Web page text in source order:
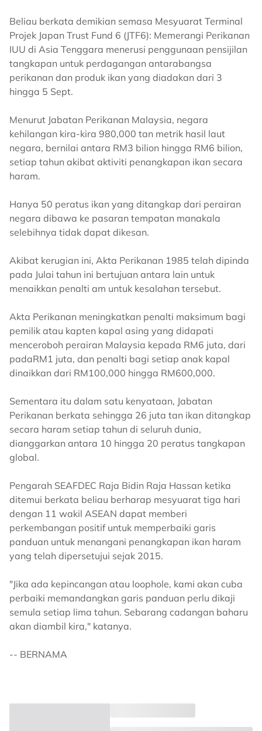
Beliau berkata demikian semasa Mesyuarat Terminal
Projek Japan Trust Fund 6 (JTF6): Memerangi Perikanan
IUU di Asia Tenggara menerusi penggunaan pensijilan
tangkapan untuk perdagangan antarabangsa
perikanan dan produk ikan yang diadakan dari 3
hingga 5 Sept.
Menurut Jabatan Perikanan Malaysia, negara
kehilangan kira-kira 980,000 tan metrik hasil laut
negara, bernilai antara RM3 bilion hingga RM6 bilion,
setiap tahun akibat aktiviti penangkapan ikan secara
haram.
Hanya 50 peratus ikan yang ditangkap dari perairan
negara dibawa ke pasaran tempatan manakala
selebihnya tidak dapat dikesan.
Akibat kerugian ini, Akta Perikanan 1985 telah dipinda
pada Julai tahun ini bertujuan antara lain untuk
menaikkan penalti am untuk kesalahan tersebut.
Akta Perikanan meningkatkan penalti maksimum bagi
pemilik atau kapten kapal asing yang didapati
menceroboh perairan Malaysia kepada RM6 juta, dari
padaRM1 juta, dan penalti bagi setiap anak kapal
dinaikkan dari RM100,000 hingga RM600,000.
Sementara itu dalam satu kenyataan, Jabatan
Perikanan berkata sehingga 26 juta tan ikan ditangkap
secara haram setiap tahun di seluruh dunia,
dianggarkan antara 10 hingga 20 peratus tangkapan
global.
Pengarah SEAFDEC Raja Bidin Raja Hassan ketika
ditemui berkata beliau berharap mesyuarat tiga hari
dengan 11 wakil ASEAN dapat memberi
perkembangan positif untuk memperbaiki garis
panduan untuk menangani penangkapan ikan haram
yang telah dipersetujui sejak 2015.
"Jika ada kepincangan atau loophole, kami akan cuba
perbaiki memandangkan garis panduan perlu dikaji
semula setiap lima tahun. Sebarang cadangan baharu
akan diambil kira," katanya.
-- BERNAMA